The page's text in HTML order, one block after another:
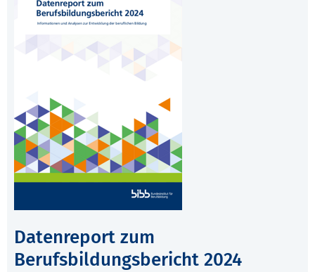
Datenreport zum
Berufsbildungsbericht 2024